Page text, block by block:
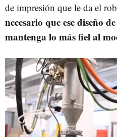
de impresión que le da el
necesario que ese diseño
mantenga lo más fiel al